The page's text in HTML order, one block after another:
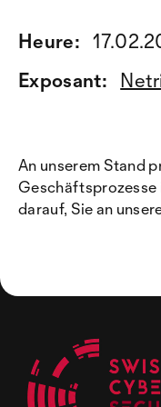
Heure:
Exposant:
An unserem Stand
Geschäftsprozesse
darauf, Sie an